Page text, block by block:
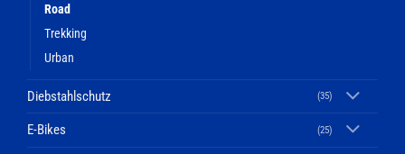
Road
Trekking
Urban
Diebstahlschutz (35)
E-Bikes (25)